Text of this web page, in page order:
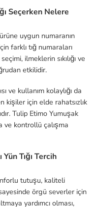
Seçerken Nelere
uygun numaranın
farklı tığ numaraları
ilmeklerin sıkılığı ve
etkilidir.
ve kullanım kolaylığı da
kişiler için elde rahatsızlık
Tulip Etimo Yumuşak
ve kontrollü çalışma
Tığı Tercih
tutuşu, kaliteli
sayesinde örgü severler için
yardımcı olması,